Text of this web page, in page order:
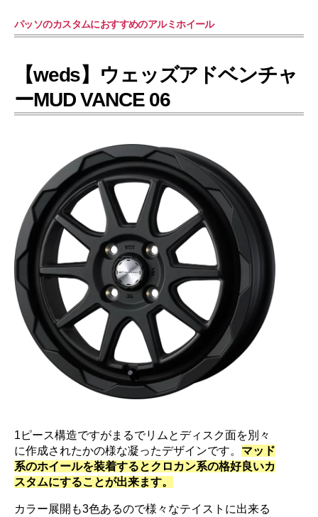
パッソのカスタムにおすすめのアルミホイール
【weds】ウェッズアドベンチャ
ーMUD VANCE 06
1ピース構造ですがまるでリムとディスク面を別々
に作成されたかの様な凝ったデザインです。 マッド
系のホイールを装着するとクロカン系の格好良いカ
スタムにすることが出来ます。
カラー展開も3色あるので様々なテイストに出来る